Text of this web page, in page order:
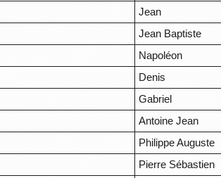
Jean
Jean Baptiste
Napoléon
Denis
Gabriel
Antoine Jean
Philippe Auguste
Pierre Sébastien